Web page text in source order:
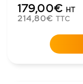
179,00€ HT
214,80€ TTC